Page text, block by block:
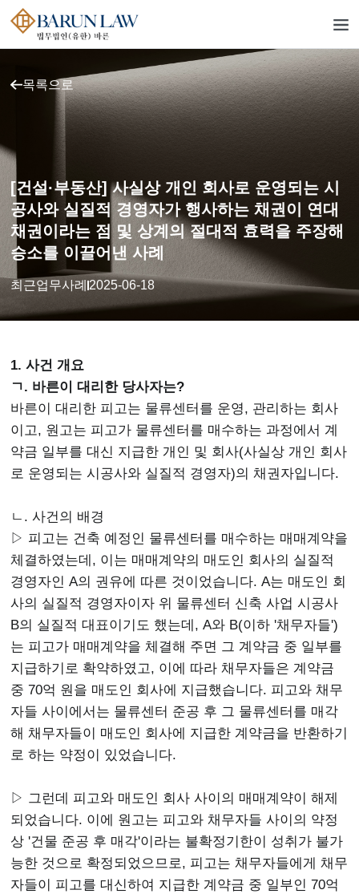
목록으로
[건설·부동산] 사실상 개인 회사로 운영되는 시
공사와 실질적 경영자가 행사하는 채권이 연대
채권이라는 점 및 상계의 절대적 효력을 주장해
승소를 이끌어낸 사례
최근업무사례 2025-06-18
1. 사건 개요
ㄱ. 바른이 대리한 당사자는?
바른이 대리한 피고는 물류센터를 운영, 관리하는 회사
이고, 원고는 피고가 물류센터를 매수하는 과정에서 계
약금 일부를 대신 지급한 개인 및 회사(사실상 개인 회사
로 운영되는 시공사와 실질적 경영자)의 채권자입니다.
ㄴ. 사건의 배경
▷ 피고는 건축 예정인 물류센터를 매수하는 매매계약을
체결하였는데, 이는 매매계약의 매도인 회사의 실질적
경영자인 A의 권유에 따른 것이었습니다. A는 매도인 회
사의 실질적 경영자이자 위 물류센터 신축 사업 시공사
B의 실질적 대표이기도 했는데, A와 B(이하 '채무자들')
는 피고가 매매계약을 체결해 주면 그 계약금 중 일부를
지급하기로 확약하였고, 이에 따라 채무자들은 계약금
중 70억 원을 매도인 회사에 지급했습니다. 피고와 채무
자들 사이에서는 물류센터 준공 후 그 물류센터를 매각
해 채무자들이 매도인 회사에 지급한 계약금을 반환하기
로 하는 약정이 있었습니다.
▷ 그런데 피고와 매도인 회사 사이의 매매계약이 해제
되었습니다. 이에 원고는 피고와 채무자들 사이의 약정
상 '건물 준공 후 매각'이라는 불확정기한이 성취가 불가
능한 것으로 확정되었으므로, 피고는 채무자들에게 채무
자들이 피고를 대신하여 지급한 계약금 중 일부인 70억